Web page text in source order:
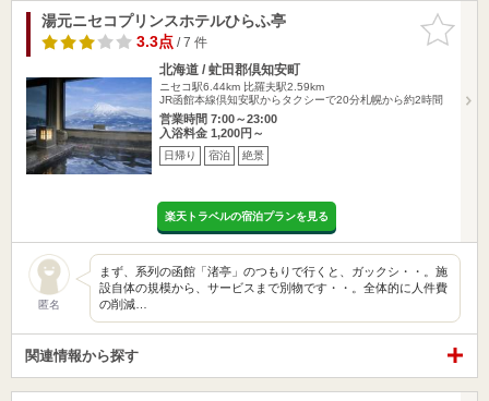
お気に入
りに追加
湯元ニセコプリンスホテルひらふ亭
3.3点/ 7 件
北海道 / 虻田郡倶知安町
ニセコ駅6.44km 比羅夫駅2.59km
JR函館本線倶知安駅からタクシーで20分札幌から約2時間
営業時間 7:00～23:00
入浴料金 1,200円～
日帰り 宿泊 絶景
楽天トラベルの宿泊プランを見る
匿名
まず、系列の函館「渚亭」のつもりで行くと、ガックシ・・。施
設自体の規模から、サービスまで別物です・・。全体的に人件費
の削減…
関連情報から探す